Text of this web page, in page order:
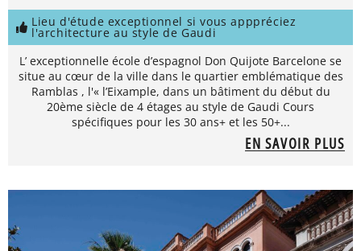
Lieu d'étude exceptionnel si vous apppréciez
l'architecture au style de Gaudi
L’ exceptionnelle école d’espagnol Don Quijote Barcelone se
situe au cœur de la ville dans le quartier emblématique des
Ramblas , l'« l’Eixample, dans un bâtiment du début du
20ème siècle de 4 étages au style de Gaudi Cours
spécifiques pour les 30 ans+ et les 50+...
EN SAVOIR PLUS